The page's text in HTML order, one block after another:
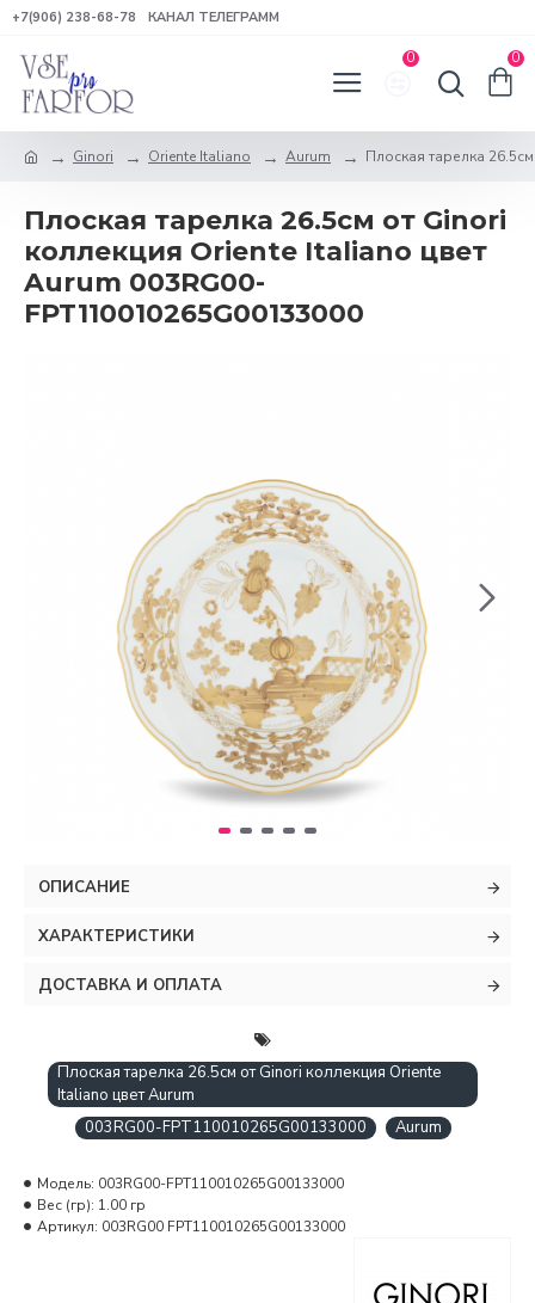
+7(906) 238-68-78 КАНАЛ ТЕЛЕГРАММ
0 0
Ginori Oriente Italiano Aurum Плоская тарелка
Плоская тарелка 26.5см от Ginori
коллекция Oriente Italiano цвет
Aurum 003RG00-
FPT110010265G00133000
ОПИСАНИЕ
ХАРАКТЕРИСТИКИ
ДОСТАВКА И ОПЛАТА
Плоская тарелка 26.5см от Ginori коллекция Oriente
Italiano цвет Aurum
003RG00-FPT110010265G00133000
Aurum
Модель: 003RG00-FPT110010265G00133000
Вес (гр): 1.00 гр
Артикул: 003RG00 FPT110010265G00133000